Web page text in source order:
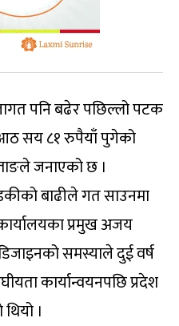
पनि बढेर पछिल्लो पटक
सय ८१ रुपैयाँ पुगेको
जनाएको छ ।
बाढीले गत साउनमा
प्रमुख अजय
समस्याले दुई वर्ष
कार्यान्वयनपछि प्रदेश
।